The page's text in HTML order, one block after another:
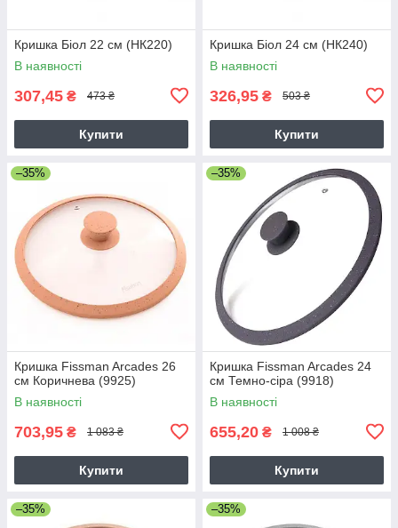
Кришка Біол 22 см (НК220)
В наявності
307,45 ₴ 473 ₴
Купити
Кришка Біол 24 см (НК240)
В наявності
326,95 ₴ 503 ₴
Купити
–35%
Кришка Fissman Arcades 26
см Коричнева (9925)
В наявності
703,95 ₴ 1 083 ₴
Купити
–35%
Кришка Fissman Arcades 24
см Темно-сіра (9918)
В наявності
655,20 ₴ 1 008 ₴
Купити
–35% –35%